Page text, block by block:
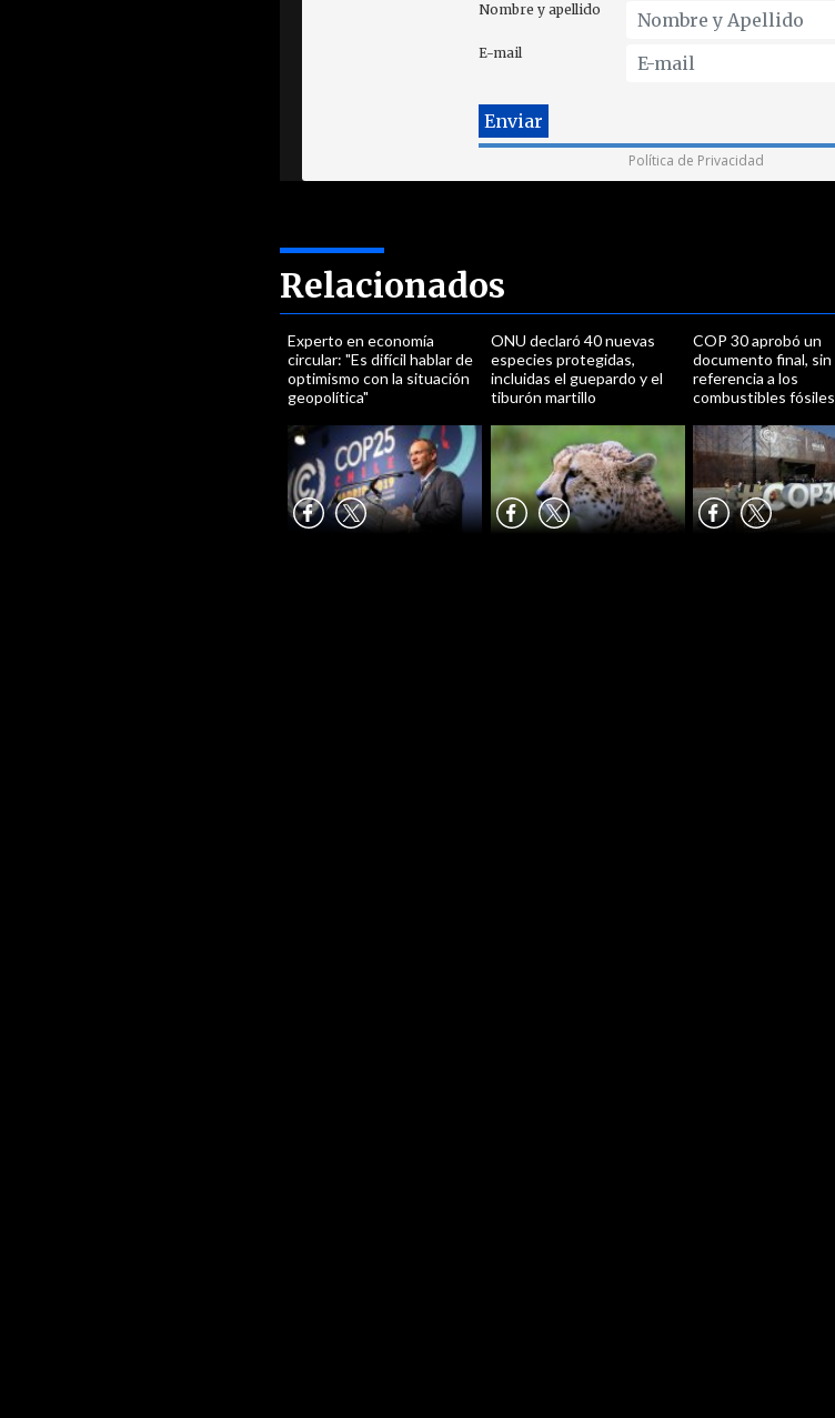
Nombre y apellido
E-mail
Política de Privacidad
Relacionados
Experto en economía
circular: "Es difícil hablar de
optimismo con la situación
geopolítica"
ONU declaró 40 nuevas
especies protegidas,
incluidas el guepardo y el
tiburón martillo
COP 30 aprobó un
documento final, sin
referencia a los
combustibles fósiles